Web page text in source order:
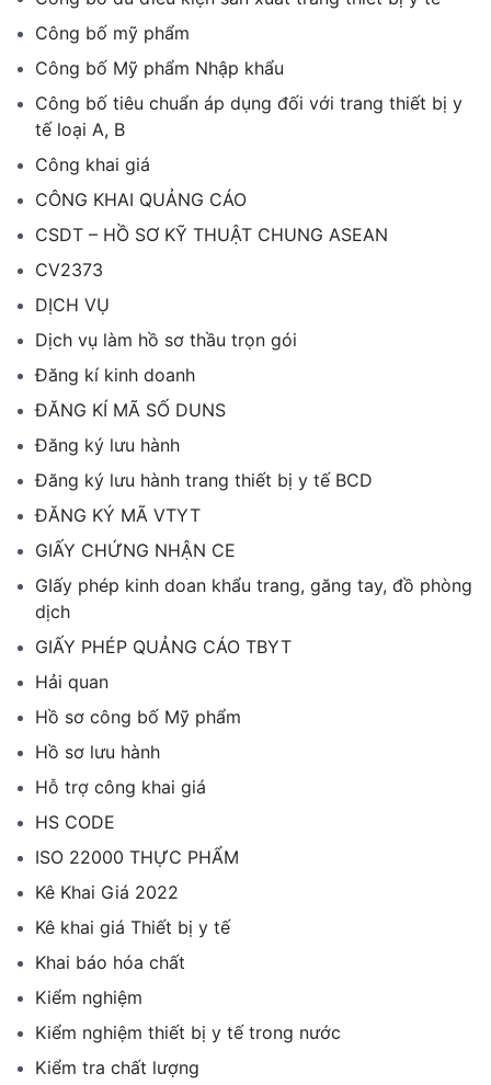
Công bố mỹ phẩm
Công bố Mỹ phẩm Nhập khẩu
Công bố tiêu chuẩn áp dụng đối với trang thiết bị y
tế loại A, B
Công khai giá
CÔNG KHAI QUẢNG CÁO
CSDT – HỒ SƠ KỸ THUẬT CHUNG ASEAN
CV2373
DỊCH VỤ
Dịch vụ làm hồ sơ thầu trọn gói
Đăng kí kinh doanh
ĐĂNG KÍ MÃ SỐ DUNS
Đăng ký lưu hành
Đăng ký lưu hành trang thiết bị y tế BCD
ĐĂNG KÝ MÃ VTYT
GIẤY CHỨNG NHẬN CE
GIấy phép kinh doan khẩu trang, găng tay, đồ phòng
dịch
GIẤY PHÉP QUẢNG CÁO TBYT
Hải quan
Hồ sơ công bố Mỹ phẩm
Hồ sơ lưu hành
Hỗ trợ công khai giá
HS CODE
ISO 22000 THỰC PHẨM
Kê Khai Giá 2022
Kê khai giá Thiết bị y tế
Khai báo hóa chất
Kiểm nghiệm
Kiểm nghiệm thiết bị y tế trong nước
Kiểm tra chất lượng